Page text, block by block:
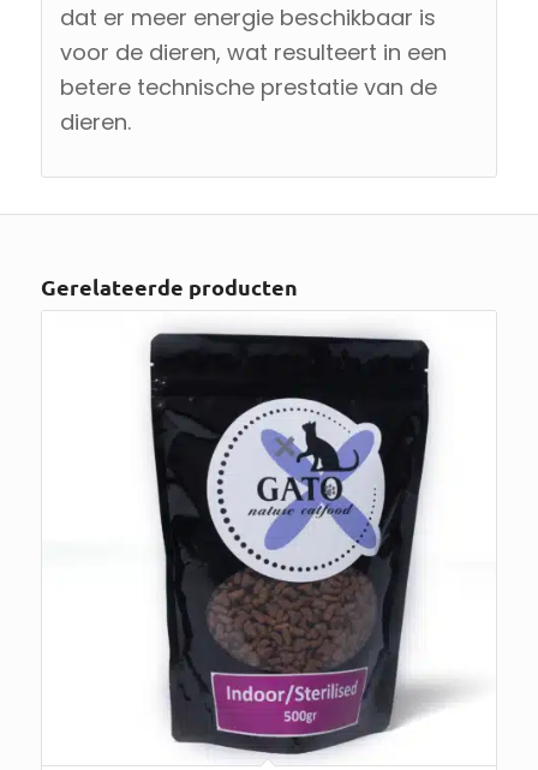
dat er meer energie beschikbaar is
voor de dieren, wat resulteert in een
betere technische prestatie van de
dieren.
Gerelateerde producten